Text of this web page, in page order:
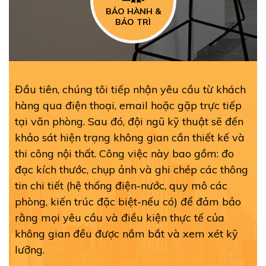
BẢO HÀNH &
BẢO TRÌ
Đầu tiên, chúng tôi tiếp nhận yêu cầu từ khách
hàng qua điện thoại, email hoặc gặp trực tiếp
tại văn phòng. Sau đó, đội ngũ kỹ thuật sẽ đến
khảo sát hiện trạng không gian cần thiết kế và
thi công nội thất. Công việc này bao gồm: đo
đạc kích thước, chụp ảnh và ghi chép các thông
tin chi tiết (hệ thống điện-nước, quy mô các
phòng, kiến trúc đặc biệt-nếu có) để đảm bảo
rằng mọi yêu cầu và điều kiện thực tế của
không gian đều được nắm bắt và xem xét kỹ
lưỡng.